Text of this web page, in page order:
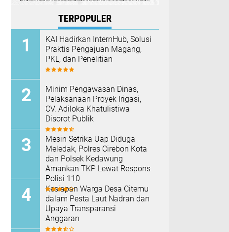
TERPOPULER
KAI Hadirkan InternHub, Solusi
Praktis Pengajuan Magang,
PKL, dan Penelitian
Minim Pengawasan Dinas,
Pelaksanaan Proyek Irigasi,
CV. Adiloka Khatulistiwa
Disorot Publik
Mesin Setrika Uap Diduga
Meledak, Polres Cirebon Kota
dan Polsek Kedawung
Amankan TKP Lewat Respons
Polisi 110
Kesiapan Warga Desa Citemu
dalam Pesta Laut Nadran dan
Upaya Transparansi
Anggaran